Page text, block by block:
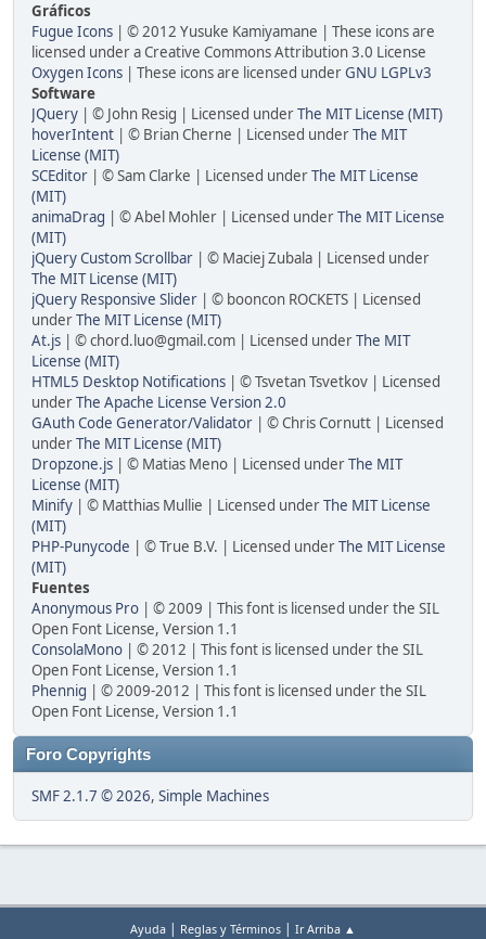
Gráficos
Fugue Icons | © 2012 Yusuke Kamiyamane | These icons are
licensed under a Creative Commons Attribution 3.0 License
Oxygen Icons | These icons are licensed underGNU LGPLv3
Software
JQuery | © John Resig | Licensed underThe MIT License (MIT)
hoverIntent | © Brian Cherne | Licensed underThe MIT
License (MIT)
SCEditor | © Sam Clarke | Licensed underThe MIT License
(MIT)
animaDrag | © Abel Mohler | Licensed underThe MIT License
(MIT)
jQuery Custom Scrollbar | © Maciej Zubala | Licensed under
The MIT License (MIT)
jQuery Responsive Slider | © booncon ROCKETS | Licensed
underThe MIT License (MIT)
At.js | © chord.luo@gmail.com | Licensed underThe MIT
License (MIT)
HTML5 Desktop Notifications | © Tsvetan Tsvetkov | Licensed
underThe Apache License Version 2.0
GAuth Code Generator/Validator | © Chris Cornutt | Licensed
underThe MIT License (MIT)
Dropzone.js | © Matias Meno | Licensed underThe MIT
License (MIT)
Minify | © Matthias Mullie | Licensed underThe MIT License
(MIT)
PHP-Punycode | © True B.V. | Licensed underThe MIT License
(MIT)
Fuentes
Anonymous Pro | © 2009 | This font is licensed under the SIL
Open Font License, Version 1.1
ConsolaMono | © 2012 | This font is licensed under the SIL
Open Font License, Version 1.1
Phennig | © 2009-2012 | This font is licensed under the SIL
Open Font License, Version 1.1
Foro Copyrights
SMF 2.1.7 © 2026, Simple Machines
Ayuda | Reglas y Términos | Ir Arriba ▲